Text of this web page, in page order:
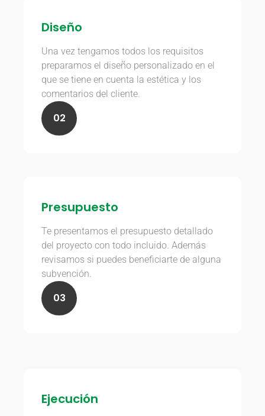
Diseño
Una vez tengamos todos los requisitos
preparamos el diseño personalizado en el
que se tiene en cuenta la estética y los
comentarios del cliente.
02
Presupuesto
Te presentamos el presupuesto detallado
del proyecto con todo incluido. Además
revisamos si puedes beneficiarte de alguna
subvención.
03
Ejecución